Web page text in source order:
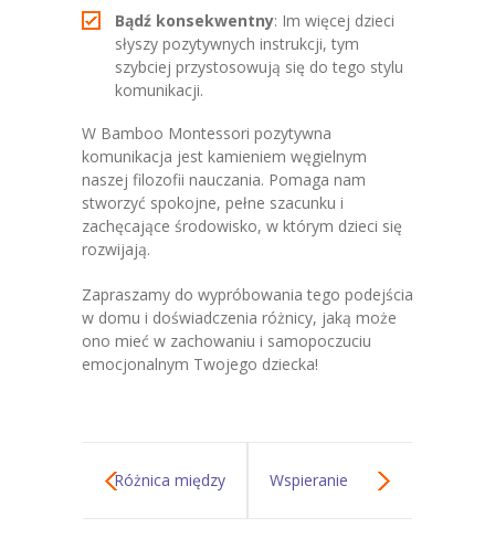
Bądź konsekwentny: Im więcej dzieci
słyszy pozytywnych instrukcji, tym
szybciej przystosowują się do tego stylu
komunikacji.
W Bamboo Montessori pozytywna
komunikacja jest kamieniem węgielnym
naszej filozofii nauczania. Pomaga nam
stworzyć spokojne, pełne szacunku i
zachęcające środowisko, w którym dzieci się
rozwijają.
Zapraszamy do wypróbowania tego podejścia
w domu i doświadczenia różnicy, jaką może
ono mieć w zachowaniu i samopoczuciu
emocjonalnym Twojego dziecka!
Różnica między Wspieranie